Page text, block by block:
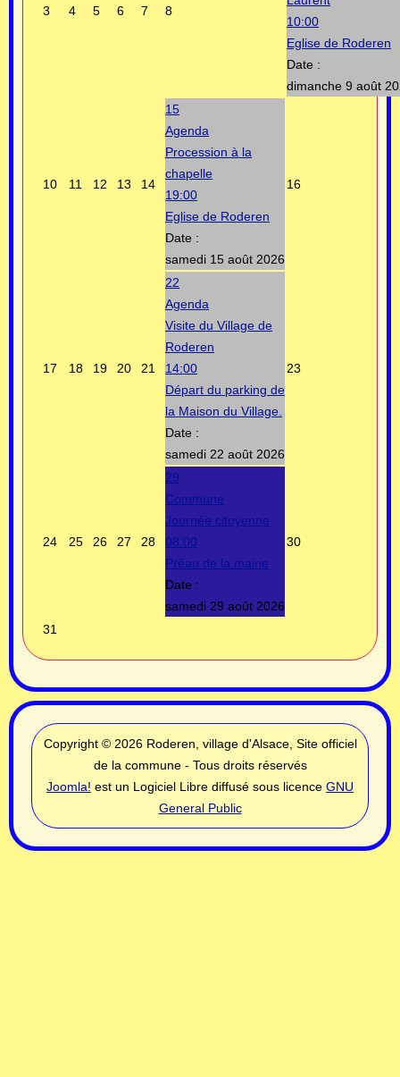
3 4 5 6 7 8
10:00
Eglise de Roderen
Date :
dimanche 9 août
10 11 12 13 14
15
Agenda
Procession à la
chapelle
19:00
Eglise de Roderen
Date :
samedi 15 août 2026
16
17 18 19 20 21
22
Agenda
Visite du Village de
Roderen
14:00
Départ du parking de
la Maison du Village.
Date :
samedi 22 août 2026
23
24 25 26 27 28
29
Commune
Journée citoyenne
08:00
Préau de la mairie
Date :
samedi 29 août 2026
30
31
Copyright © 2026 Roderen, village d'Alsace, Site officiel
de la commune - Tous droits réservés
Joomla! est un Logiciel Libre diffusé sous licence GNU
General Public